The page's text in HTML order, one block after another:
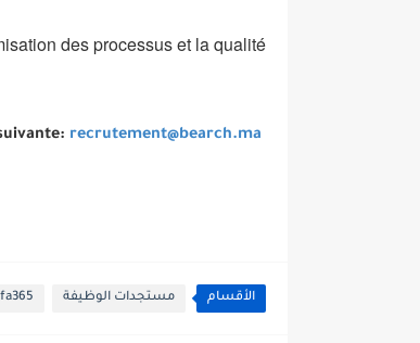
des processus et la qualité
recrutement@bearch.ma
الأقسام مستجدات الوظيفة